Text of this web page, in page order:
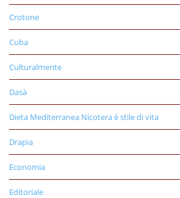
Crotone
Cuba
Culturalmente
Dasà
Dieta Mediterranea Nicotera è stile di vita
Drapia
Economia
Editoriale